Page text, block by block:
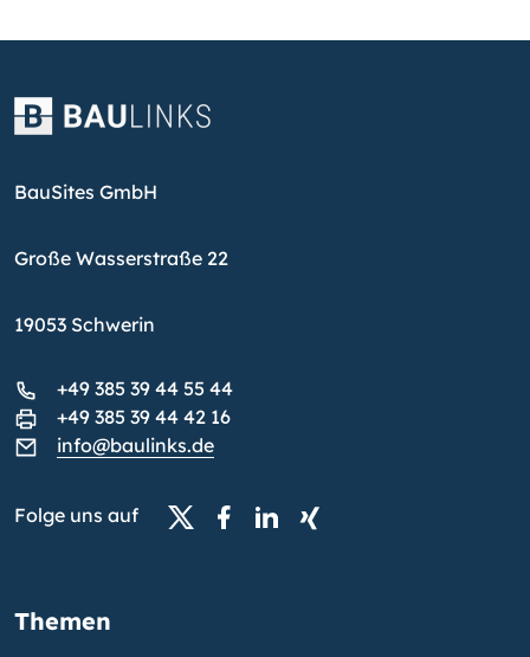
BauSites GmbH
Große Wasserstraße 22
19053 Schwerin
+49 385 39 44 55 44
+49 385 39 44 42 16
info@baulinks.de
Folge uns auf
Themen